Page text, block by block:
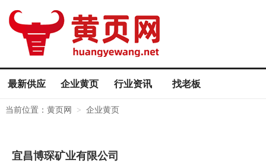
最新供应 企业黄页 行业资讯 找老板
当前位置： 黄页网 > 企业黄页
宜昌博琛矿业有限公司